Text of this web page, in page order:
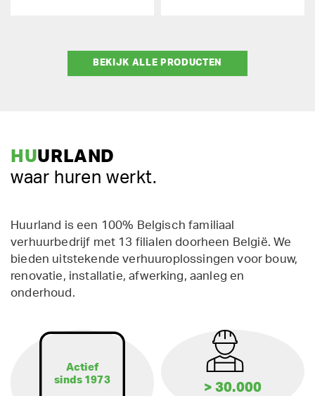
BEKIJK ALLE PRODUCTEN
HUURLAND
waar huren werkt.
Huurland is een 100% Belgisch familiaal
verhuurbedrijf met 13 filialen doorheen België. We
bieden uitstekende verhuuroplossingen voor bouw,
renovatie, installatie, afwerking, aanleg en
onderhoud.
Actief
sinds 1973
> 30.000